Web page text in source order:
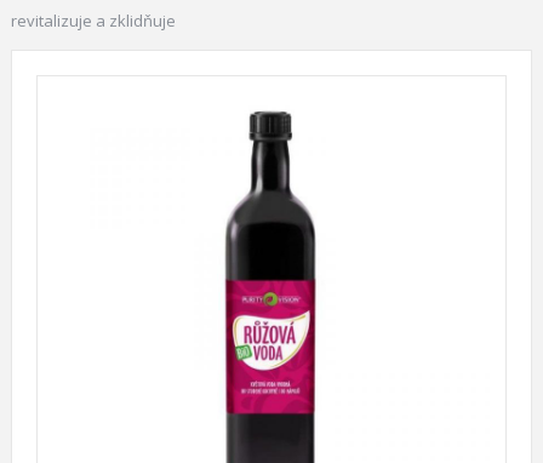
revitalizuje a zklidňuje